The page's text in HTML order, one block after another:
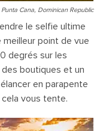
Cana, Dominican Republic
le selfie ultime
meilleur point de vue
degrés sur les
boutiques et un
en parapente
vous tente.